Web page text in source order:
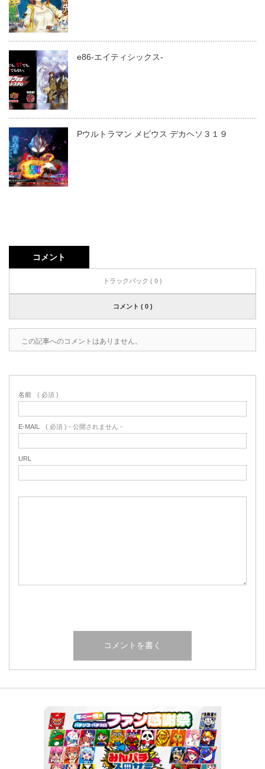
e86-エイティシックス-
Pウルトラマン メビウス デカヘソ３１９
コメント
トラックバック ( 0 )
コメント ( 0 )
この記事へのコメントはありません。
名前 ( 必須 )
E-MAIL ( 必須 ) - 公開されません -
URL